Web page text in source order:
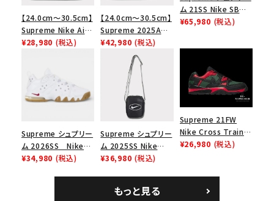
【24.0cm～30.5cm】
Supreme Nike Air
Force 1 Low シュプ
ューズ ホワイト
¥28,980 (税込)
【24.0cm～30.5cm】
Supreme 2025AW
Nike SB Dunk Low
ナイキ SB ダンク ロ
ー スニーカー ホワイ
¥42,980 (税込)
ム 21SS Nike SB
Dunk Low ナイキSB
¥65,980 (税込)
Supreme シュプリー
ム 2026SS Nike
SB Air Max 2 CB 94
¥34,980 (税込)
Supreme シュプリー
ム 2025SS Nike
Leather Shoulder
ク 黒
¥36,980 (税込)
Supreme 21FW
Nike Cross Trainer
Low ナイキクロスト
¥26,980 (税込)
もっと見る